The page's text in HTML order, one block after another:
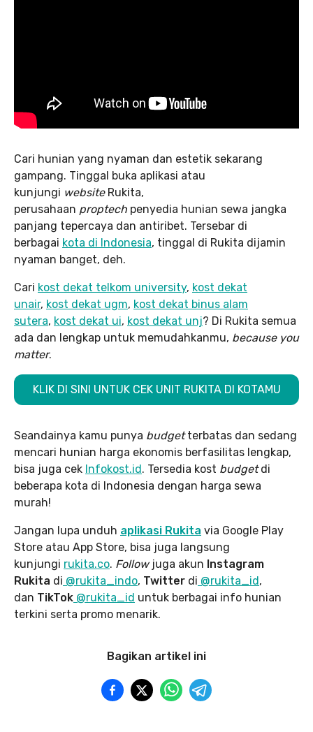
Cari hunian yang nyaman dan estetik sekarang
gampang. Tinggal buka aplikasi atau
kunjungi websiteRukita,
perusahaan proptech penyedia hunian sewa jangka
panjang tepercaya dan antiribet. Tersebar di
berbagai kota di Indonesia, tinggal di Rukita dijamin
nyaman banget, deh.
Cari kost dekat telkom university, kost dekat
unair, kost dekat ugm, kost dekat binus alam
sutera, kost dekat ui, kost dekat unj? Di Rukita semua
ada dan lengkap untuk memudahkanmu, because you
matter.
KLIK DI SINI UNTUK CEK UNIT RUKITA DI KOTAMU
Seandainya kamu punya budgetterbatas dan sedang
mencari hunian harga ekonomis berfasilitas lengkap,
bisa juga cek Infokost.id . Tersedia kost budgetdi
beberapa kota di Indonesia dengan harga sewa
murah!
Jangan lupa unduh aplikasi Rukita via Google Play
Store atau App Store, bisa juga langsung
kunjungi rukita.co. Follow juga akun Instagram
Rukita di @rukita_indo, Twitter di @rukita_id ,
dan TikTok @rukita_id untuk berbagai info hunian
terkini serta promo menarik.
Bagikan artikel ini